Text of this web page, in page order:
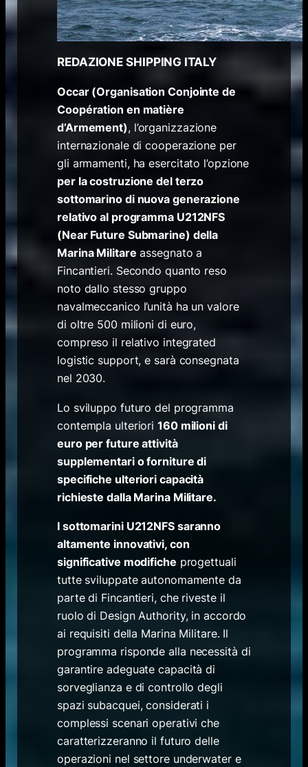
REDAZIONE SHIPPING ITALY
Occar (Organisation Conjointe de
Coopération en matière
d’Armement), l’organizzazione
internazionale di cooperazione per
gli armamenti, ha esercitato l’opzione
per la costruzione del terzo
sottomarino di nuova generazione
relativo al programma U212NFS
(Near Future Submarine) della
Marina Militare assegnato a
Fincantieri. Secondo quanto reso
noto dallo stesso gruppo
navalmeccanico l’unità ha un valore
di oltre 500 milioni di euro,
compreso il relativo integrated
logistic support, e sarà consegnata
nel 2030.
Lo sviluppo futuro del programma
contempla ulteriori160 milioni di
euro per future attività
supplementari o forniture di
specifiche ulteriori capacità
richieste dalla Marina Militare.
I sottomarini U212NFS saranno
altamente innovativi, con
significative modifiche progettuali
tutte sviluppate autonomamente da
parte di Fincantieri, che riveste il
ruolo di Design Authority, in accordo
ai requisiti della Marina Militare. Il
programma risponde alla necessità di
garantire adeguate capacità di
sorveglianza e di controllo degli
spazi subacquei, considerati i
complessi scenari operativi che
caratterizzeranno il futuro delle
operazioni nel settore underwater e